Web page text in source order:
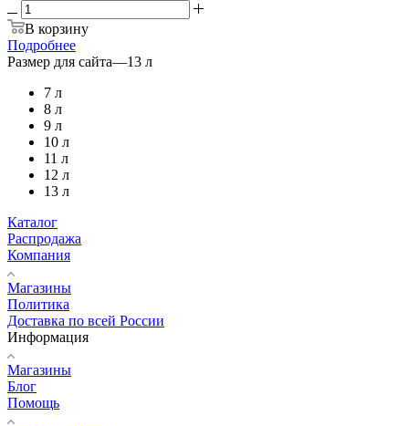
В корзину
Подробнее
Размер для сайта—13 л
7 л
8 л
9 л
10 л
11 л
12 л
13 л
Каталог
Распродажа
Компания
Магазины
Политика
Доставка по всей России
Информация
Магазины
Блог
Помощь